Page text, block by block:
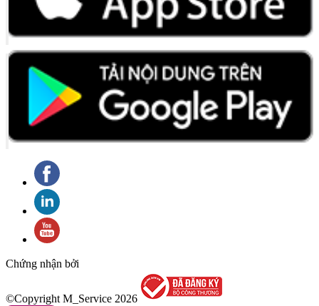
Chứng nhận bởi
©Copyright M_Service 2026